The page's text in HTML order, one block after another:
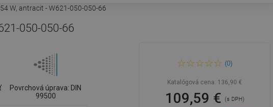
W, antracit - W621-050-050-66
050-050-66
Povrchová úprava: DIN
99500
radiátor 500 x 500 mm, dolné
W621-050-050-66
(0)
Katalógová cena: 136,90 €
109,59 € (s DPH)